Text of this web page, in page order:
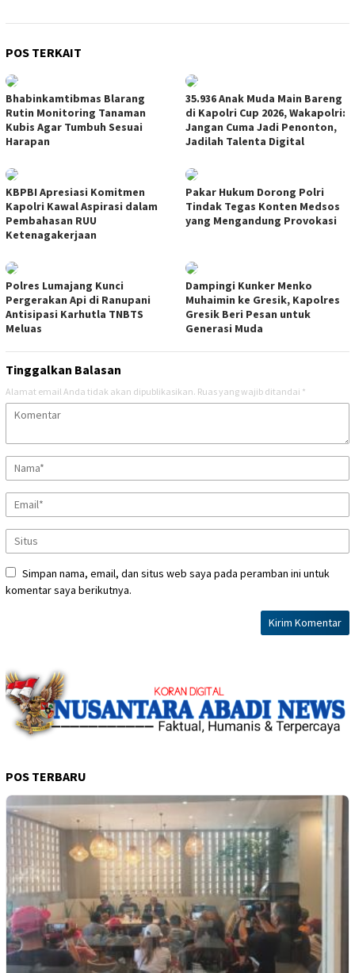
POS TERKAIT
Bhabinkamtibmas Blarang
Rutin Monitoring Tanaman
Kubis Agar Tumbuh Sesuai
Harapan
35.936 Anak Muda Main Bareng
di Kapolri Cup 2026, Wakapolri:
Jangan Cuma Jadi Penonton,
Jadilah Talenta Digital
KBPBI Apresiasi Komitmen
Kapolri Kawal Aspirasi dalam
Pembahasan RUU
Ketenagakerjaan
Pakar Hukum Dorong Polri
Tindak Tegas Konten Medsos
yang Mengandung Provokasi
Polres Lumajang Kunci
Pergerakan Api di Ranupani
Antisipasi Karhutla TNBTS
Meluas
Dampingi Kunker Menko
Muhaimin ke Gresik, Kapolres
Gresik Beri Pesan untuk
Generasi Muda
Tinggalkan Balasan
Alamat email Anda tidak akan dipublikasikan. Ruas yang wajib ditandai *
Simpan nama, email, dan situs web saya pada peramban ini untuk
komentar saya berikutnya.
POS TERBARU